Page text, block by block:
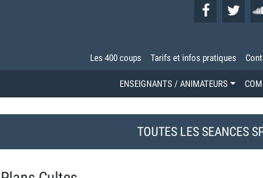
Les 400 coups Tarifs et infos pratiques
ENSEIGNANTS / ANIMATEURS
TOUTES LES SEANCES